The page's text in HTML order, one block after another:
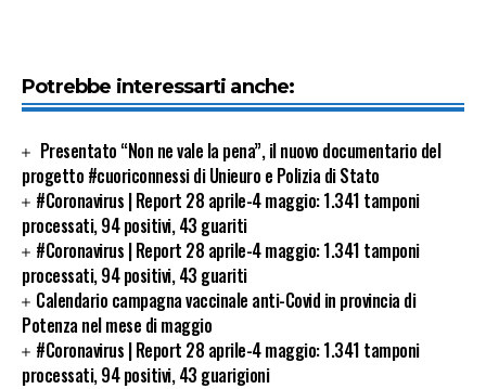
Potrebbe interessarti anche:
Presentato “Non ne vale la pena”, il nuovo documentario del
progetto #cuoriconnessi di Unieuro e Polizia di Stato
#Coronavirus | Report 28 aprile-4 maggio: 1.341 tamponi
processati, 94 positivi, 43 guariti
#Coronavirus | Report 28 aprile-4 maggio: 1.341 tamponi
processati, 94 positivi, 43 guariti
Calendario campagna vaccinale anti-Covid in provincia di
Potenza nel mese di maggio
#Coronavirus | Report 28 aprile-4 maggio: 1.341 tamponi
processati, 94 positivi, 43 guarigioni